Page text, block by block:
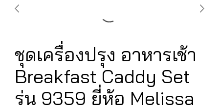
ชุดเครื่องปรุง อาหารเช้า
Breakfast Caddy Set
รุ่น 9359 ยี่ห้อ Melissa